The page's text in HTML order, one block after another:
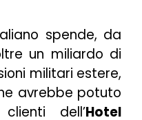
spende, da
un miliardo di
militari estere,
avrebbe potuto
dell’Hotel